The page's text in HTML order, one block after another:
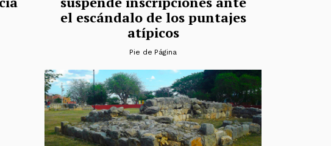
el escándalo de los puntajes
atípicos
Pie de Página